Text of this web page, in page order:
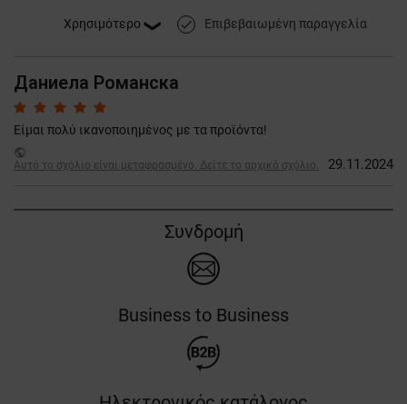
done Επιβεβαιωμένη παραγγελία
Даниела Романска
Είμαι πολύ ικανοποιημένος με τα προϊόντα!
public
Αυτό το σχόλιο είναι μεταφρασμένο. Δείτε το αρχικό σχόλιο.
29.11.2024
Συνδρομή
Business to Business